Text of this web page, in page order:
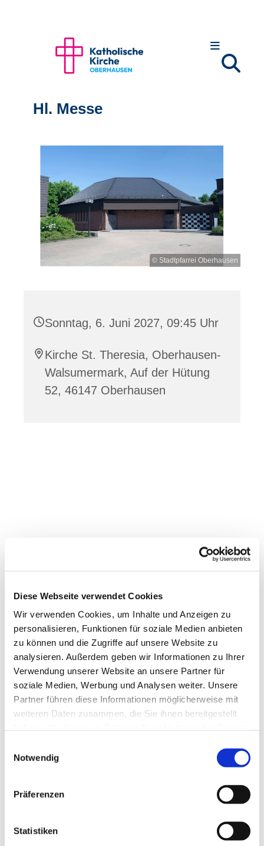
Diese Webseite verwendet Cookies
Wir verwenden Cookies, um Inhalte und Anzeigen zu
personalisieren, Funktionen für soziale Medien anbieten
zu können und die Zugriffe auf unsere Website zu
analysieren. Außerdem geben wir Informationen zu Ihrer
Verwendung unserer Website an unsere Partner für
soziale Medien, Werbung und Analysen weiter. Unsere
Partner führen diese Informationen möglicherweise mit
weiteren Daten zusammen, die Sie ihnen bereitgestellt
Notwendig
Präferenzen
Statistiken
Hl. Messe
© Stadtpfarrei Oberhausen
Sonntag, 6. Juni 2027, 09:45 Uhr
Kirche St. Theresia, Oberhausen-
Walsumermark, Auf der Hütung
52, 46147 Oberhausen
Dies könnte Sie auch
interessieren